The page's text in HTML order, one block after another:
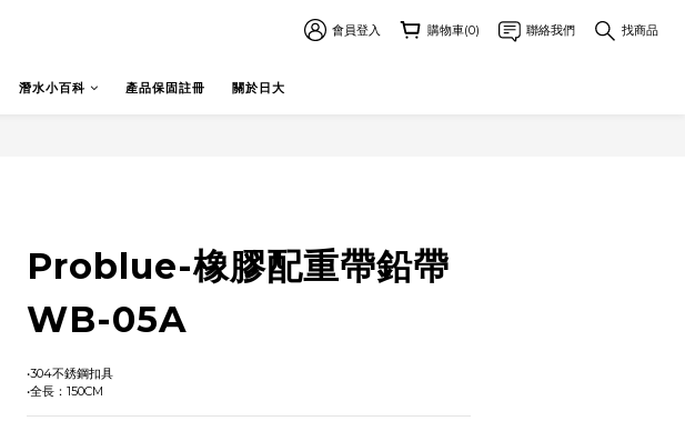
會員登入 購物車(0) 聯絡我們 找商品
潛水小百科 產品保固註冊 關於日大
Problue-橡膠配重帶鉛帶
WB-05A
•304不銹鋼扣具
•全長：150CM